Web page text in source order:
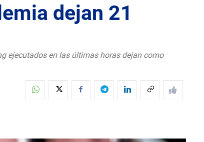
dejan 21
ejecutados en las últimas horas dejan como